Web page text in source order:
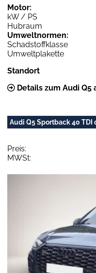
Motor:
kW / PS
Hubraum
Umweltnormen:
Schadstoffklasse
Umweltplakette
Standort
Details zum Audi Q5
Audi Q5 Sportback 40 TDI
Preis:
MWSt: